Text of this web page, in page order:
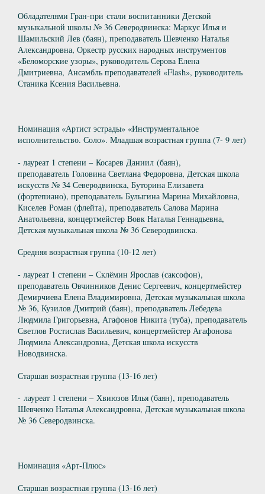
Обладателями Гран-при стали воспитанники Детской
музыкальной школы № 36 Северодвинска: Маркус Илья и
Шамильский Лев (баян), преподаватель Шевченко Наталья
Александровна, Оркестр русских народных инструментов
«Беломорские узоры», руководитель Серова Елена
Дмитриевна, Ансамбль преподавателей «Flash», руководитель
Станика Ксения Васильевна.
Номинация «Артист эстрады» «Инструментальное
исполнительство. Соло». Младшая возрастная группа (7- 9 лет)
- лауреат 1 степени – Косарев Даниил (баян),
преподаватель Головина Светлана Федоровна, Детская школа
искусств № 34 Северодвинска, Буторина Елизавета
(фортепиано), преподаватель Булыгина Марина Михайловна,
Киселев Роман (флейта), преподаватель Салова Марина
Анатольевна, концертмейстер Вовк Наталья Геннадьевна,
Детская музыкальная школа № 36 Северодвинска.
Средняя возрастная группа (10-12 лет)
- лауреат 1 степени – Склёмин Ярослав (саксофон),
преподаватель Овчинников Денис Сергеевич, концертмейстер
Демирчиева Елена Владимировна, Детская музыкальная школа
№ 36, Кузилов Дмитрий (баян), преподаватель Лебедева
Людмила Григорьевна, Агафонов Никита (туба), преподаватель
Светлов Ростислав Васильевич, концертмейстер Агафонова
Людмила Александровна, Детская школа искусств
Новодвинска.
Старшая возрастная группа (13-16 лет)
- лауреат 1 степени – Хвиюзов Илья (баян), преподаватель
Шевченко Наталья Александровна, Детская музыкальная школа
№ 36 Северодвинска.
Номинация «Арт-Плюс»
Старшая возрастная группа (13-16 лет)